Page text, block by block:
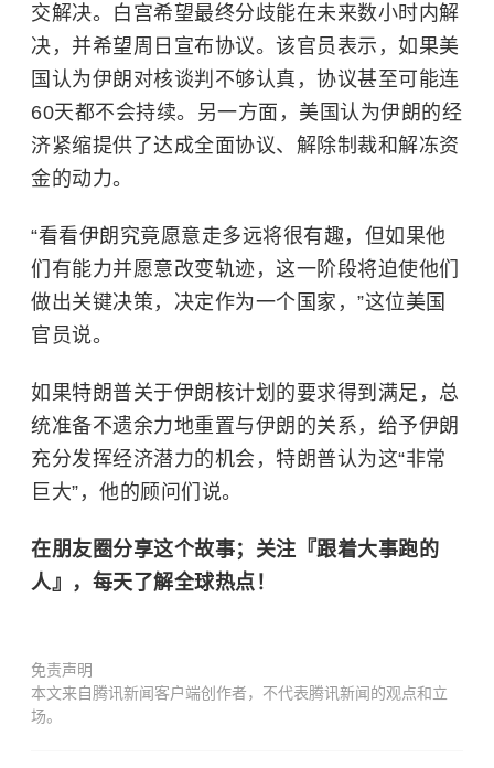
交解决。白宫希望最终分歧能在未来数小时内解
决，并希望周日宣布协议。该官员表示，如果美
国认为伊朗对核谈判不够认真，协议甚至可能连
60天都不会持续。另一方面，美国认为伊朗的经
济紧缩提供了达成全面协议、解除制裁和解冻资
金的动力。
“看看伊朗究竟愿意走多远将很有趣，但如果他
们有能力并愿意改变轨迹，这一阶段将迫使他们
做出关键决策，决定作为一个国家，”这位美国
官员说。
如果特朗普关于伊朗核计划的要求得到满足，总
统准备不遗余力地重置与伊朗的关系，给予伊朗
充分发挥经济潜力的机会，特朗普认为这“非常
巨大”，他的顾问们说。
在朋友圈分享这个故事；关注『跟着大事跑的
人』，每天了解全球热点！
免责声明
本文来自腾讯新闻客户端创作者，不代表腾讯新闻的观点和立
场。